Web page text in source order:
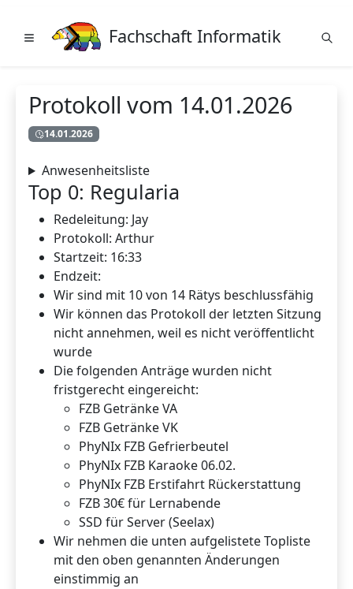
Fachschaft Informatik
Protokoll vom 14.01.2026
14.01.2026
Anwesenheitsliste
Top 0: Regularia
Redeleitung: Jay
Protokoll: Arthur
Startzeit: 16:33
Endzeit:
Wir sind mit 10 von 14 Rätys beschlussfähig
Wir können das Protokoll der letzten Sitzung
nicht annehmen, weil es nicht veröffentlicht
wurde
Die folgenden Anträge wurden nicht
fristgerecht eingereicht:
FZB Getränke VA
FZB Getränke VK
PhyNIx FZB Gefrierbeutel
PhyNIx FZB Karaoke 06.02.
PhyNIx FZB Erstifahrt Rückerstattung
FZB 30€ für Lernabende
SSD für Server (Seelax)
Wir nehmen die unten aufgelistete Topliste
mit den oben genannten Änderungen
einstimmig an